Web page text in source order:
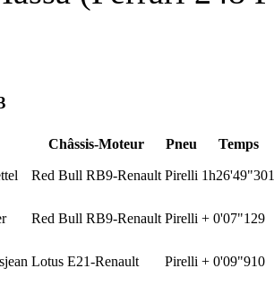
Châssis-Moteur Pneu Temps
Red Bull RB9-Renault Pirelli 1h26'49"301
Red Bull RB9-Renault Pirelli + 0'07"129
Lotus E21-Renault Pirelli + 0'09"910